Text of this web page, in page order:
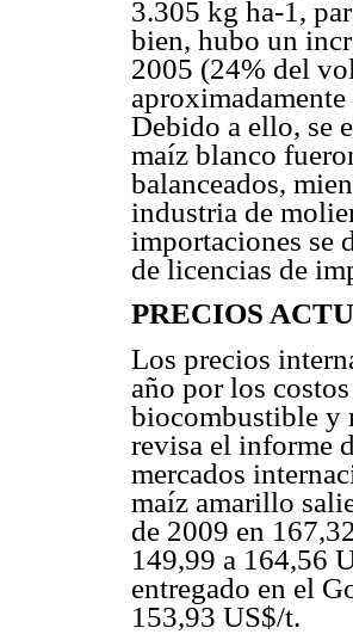
3.305 kg ha-1,
bien, hubo un
2005 (24% del
Debido a ello, se
maíz blanco
balanceados,
industria de
importaciones se
de licencias de
PRECIOS
Los precios
año por los
biocombustible y
revisa el informe
mercados
maíz amarillo
de 2009 en
149,99 a 164,56
entregado en el
153,93 US$/t.